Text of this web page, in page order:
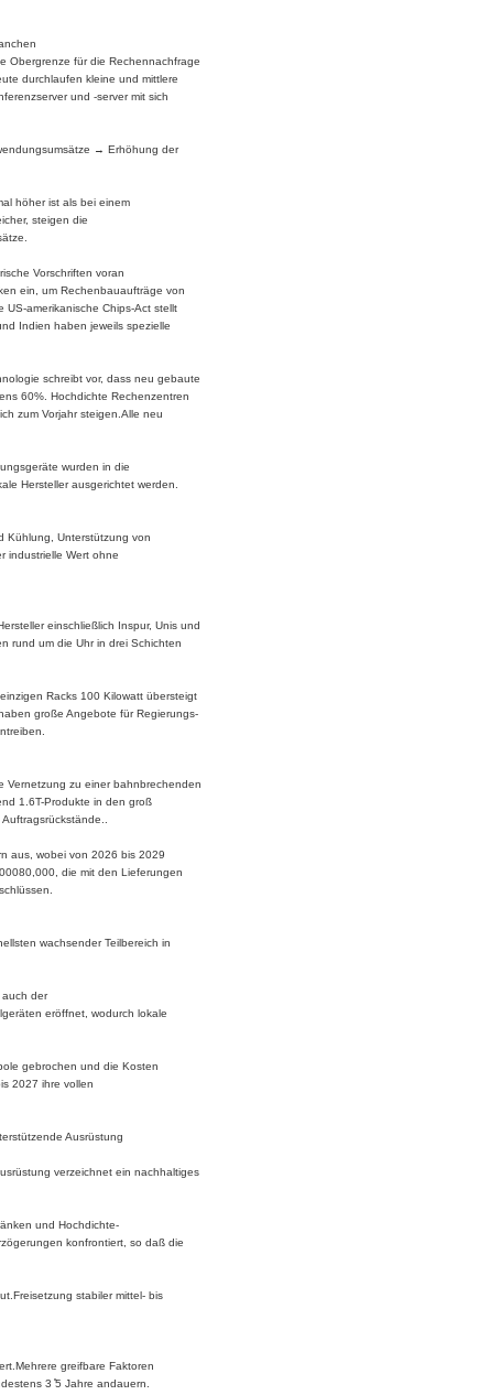
Obergrenze für die Rechennachfrage
durchlaufen kleine und mittlere
und -server mit sich
→ Erhöhung der
höher ist als bei einem
steigen die
Vorschriften voran
ein, um Rechenbauaufträge von
amerikanische Chips-Act stellt
Indien haben jeweils spezielle
schreibt vor, dass neu gebaute
60%. Hochdichte Rechenzentren
zum Vorjahr steigen.Alle neu
wurden in die
Hersteller ausgerichtet werden.
Kühlung, Unterstützung von
industrielle Wert ohne
einschließlich Inspur, Unis und
rund um die Uhr in drei Schichten
Racks 100 Kilowatt übersteigt
große Angebote für Regierungs-
Vernetzung zu einer bahnbrechenden
1.6T-Produkte in den groß
aus, wobei von 2026 bis 2029
die mit den Lieferungen
wachsender Teilbereich in
auch der
eröffnet, wodurch lokale
gebrochen und die Kosten
2027 ihre vollen
Ausrüstung
verzeichnet ein nachhaltiges
und Hochdichte-
konfrontiert, so daß die
stabiler mittel- bis
greifbare Faktoren
3 ̊5 Jahre andauern.